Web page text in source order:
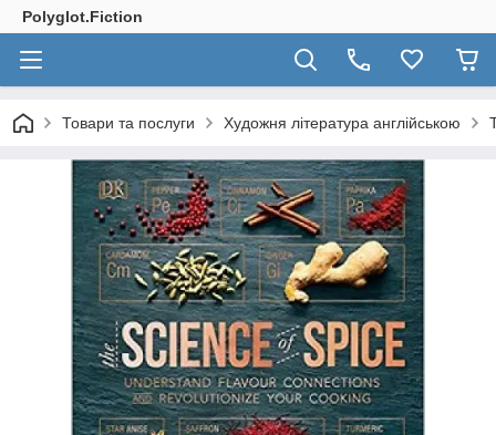
Polyglot.Fiction
Товари та послуги Художня література англійською